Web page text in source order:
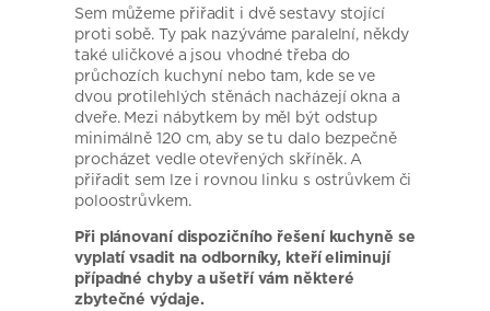
Sem můžeme přiřadit i dvě sestavy stojící
proti sobě. Ty pak nazýváme paralelní, někdy
také uličkové a jsou vhodné třeba do
průchozích kuchyní nebo tam, kde se ve
dvou protilehlých stěnách nacházejí okna a
dveře. Mezi nábytkem by měl být odstup
minimálně 120 cm, aby se tu dalo bezpečně
procházet vedle otevřených skříněk. A
přiřadit sem lze i rovnou linku s ostrůvkem či
poloostrůvkem.
Při plánovaní dispozičního řešení kuchyně se
vyplatí vsadit na odborníky, kteří eliminují
případné chyby a ušetří vám některé
zbytečné výdaje.